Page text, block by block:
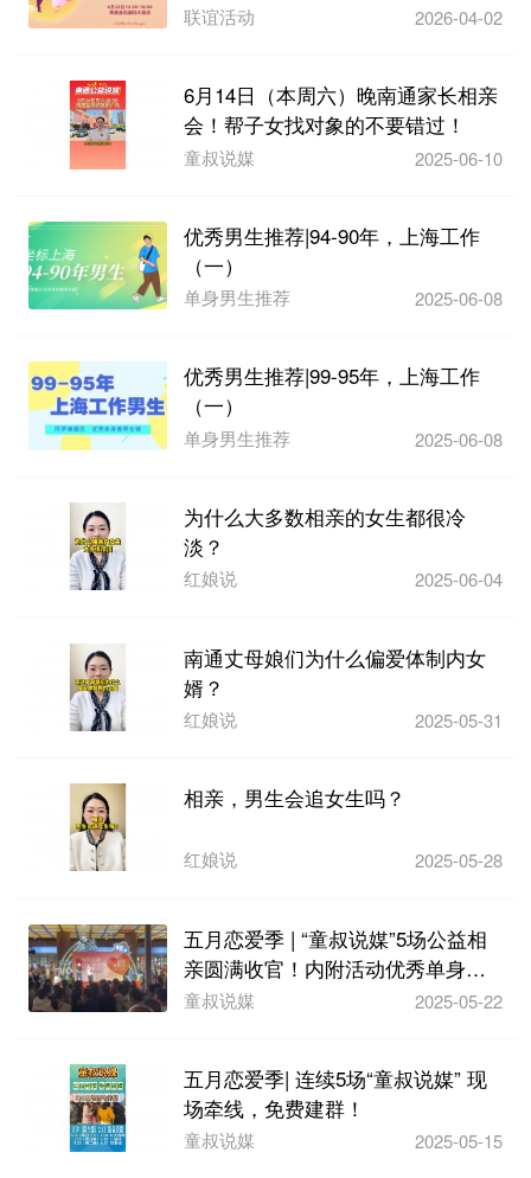
联谊活动 2026-04-02
6月14日（本周六）晚南通家长相亲
会！帮子女找对象的不要错过！
童叔说媒 2025-06-10
优秀男生推荐|94-90年，上海工作
（一）
单身男生推荐 2025-06-08
优秀男生推荐|99-95年，上海工作
（一）
单身男生推荐 2025-06-08
为什么大多数相亲的女生都很冷
淡？
红娘说 2025-06-04
南通丈母娘们为什么偏爱体制内女
婿？
红娘说 2025-05-31
相亲，男生会追女生吗？
红娘说 2025-05-28
五月恋爱季 | “童叔说媒”5场公益相
亲圆满收官！内附活动优秀单身信
息！
童叔说媒 2025-05-22
五月恋爱季| ​连续5场“童叔说媒”​ 现
场牵线，免费建群！
童叔说媒 2025-05-15